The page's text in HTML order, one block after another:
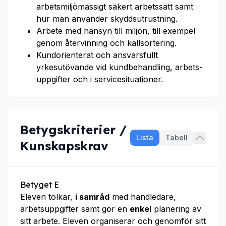
arbetsmiljömässigt säkert arbetssätt samt
hur man använder skyddsutrustning.
Arbete med hänsyn till miljön, till exempel
genom återvinning och källsortering.
Kundorienterat och ansvarsfullt
yrkesutövande vid kundbehandling, ar­bets­
uppgifter och i service­situa­tioner.
Betygskriterier /
Kunskapskrav
Lista Tabell
Betyget E
Eleven tolkar, i samråd med handledare,
arbetsuppgifter samt gör en enkel planering av
sitt arbete. Eleven organiserar och genomför sitt